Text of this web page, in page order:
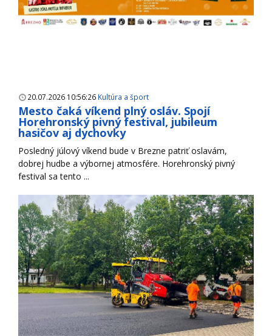
20.07.2026 10:56:26 Kultúra a šport
Mesto čaká víkend plný osláv. Spojí
Horehronský pivný festival, jubileum
hasičov aj dychovky
Posledný júlový víkend bude v Brezne patriť oslavám,
dobrej hudbe a výbornej atmosfére. Horehronský pivný
festival sa tento ...